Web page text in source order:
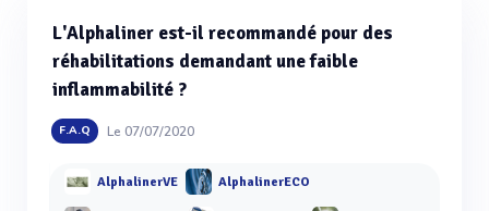
L'Alphaliner est-il recommandé pour des
réhabilitations demandant une faible
inflammabilité ?
F.A.Q Le 07/07/2020
AlphalinerVE AlphalinerECO